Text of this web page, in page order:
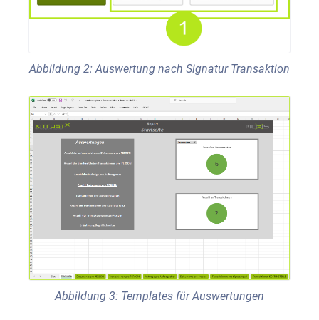
Abbildung 2: Auswertung nach Signatur Transaktion
Abbildung 3: Templates für Auswertungen